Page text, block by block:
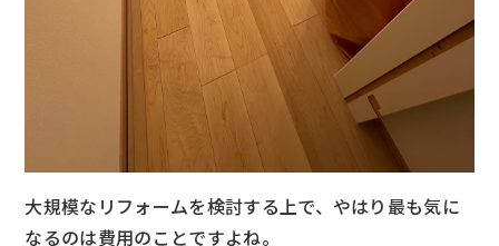
大規模なリフォームを検討する上で、やはり最も気に
なるのは費用のことですよね。